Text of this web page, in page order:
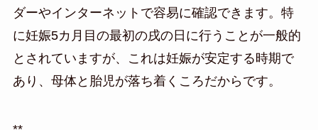
ダーやインターネットで容易に確認できます。特
に妊娠5カ月目の最初の戌の日に行うことが一般的
とされていますが、これは妊娠が安定する時期で
あり、母体と胎児が落ち着くころだからです。